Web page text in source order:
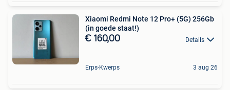
Xiaomi Redmi Note 12 Pro+ (5G) 256Gb
(in goede staat!)
€ 160,00 Details
Erps-Kwerps 3 aug 26